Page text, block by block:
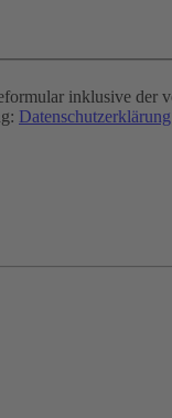
inklusive der